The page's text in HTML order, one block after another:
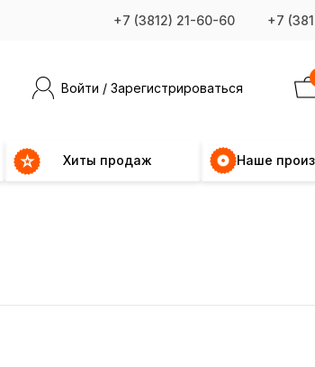
+7 (3812) 21-60-60 +7
Войти / Зарегистрироваться
Хиты продаж Наше